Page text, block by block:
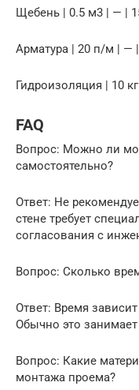
Щебень | 0.5 м3 | — |
Арматура | 20 п/м | — |
Гидроизоляция | 10
FAQ
Вопрос: Можно ли
самостоятельно?
Ответ: Не
стене требует
согласования с
Вопрос: Сколько
Ответ: Время
Обычно это
Вопрос: Какие
монтажа проема?